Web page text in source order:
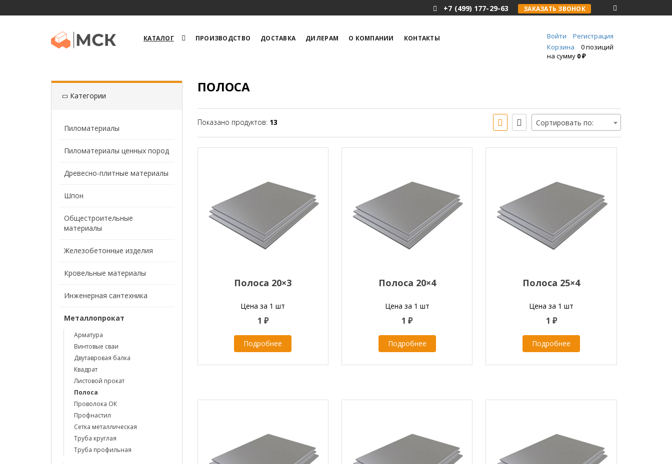
+7 (499) 177-29-63 ЗАКАЗАТЬ ЗВОНОК
КАТАЛОГ ПРОИЗВОДСТВО ДОСТАВКА ДИЛЕРАМ О КОМПАНИИ КОНТАКТЫ Войти
Регистрация
Корзина
0 позиций
на сумму 0 ₽
Категории
Пиломатериалы
Пиломатериалы ценных пород
Древесно-плитные материалы
Шпон
Общестроительные
материалы
Железобетонные изделия
Кровельные материалы
Инженерная сантехника
Металлопрокат
Арматура
Винтовые сваи
Двутавровая балка
Квадрат
Листовой прокат
Полоса
Проволока ОК
Профнастил
Сетка металлическая
Труба круглая
Труба профильная
ПОЛОСА
Показано продуктов: 13 Сортировать по:
Полоса 20×3
Цена за 1 шт
1 ₽
Подробнее
Полоса 20×4
Цена за 1 шт
1 ₽
Подробнее
Полоса 25×4
Цена за 1 шт
1 ₽
Подробнее